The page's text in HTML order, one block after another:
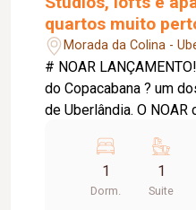
quartos muito
Morada da Colina -
# NOAR
do Copacabana ? um
de Uberlândia. O NOAR chega com studios a
exclusivos no último
um endereço à altura
localização é um dos
1
Dorm.
1
Suite